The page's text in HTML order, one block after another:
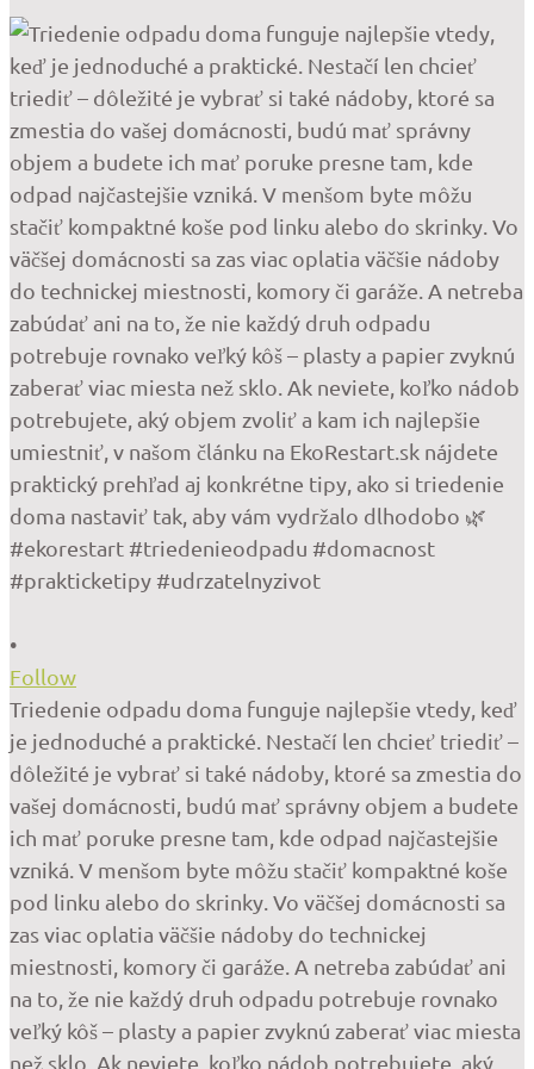
•
Follow
Triedenie odpadu doma funguje najlepšie vtedy, keď
je jednoduché a praktické. Nestačí len chcieť triediť –
dôležité je vybrať si také nádoby, ktoré sa zmestia do
vašej domácnosti, budú mať správny objem a budete
ich mať poruke presne tam, kde odpad najčastejšie
vzniká. V menšom byte môžu stačiť kompaktné koše
pod linku alebo do skrinky. Vo väčšej domácnosti sa
zas viac oplatia väčšie nádoby do technickej
miestnosti, komory či garáže. A netreba zabúdať ani
na to, že nie každý druh odpadu potrebuje rovnako
veľký kôš – plasty a papier zvyknú zaberať viac miesta
než sklo. Ak neviete, koľko nádob potrebujete, aký